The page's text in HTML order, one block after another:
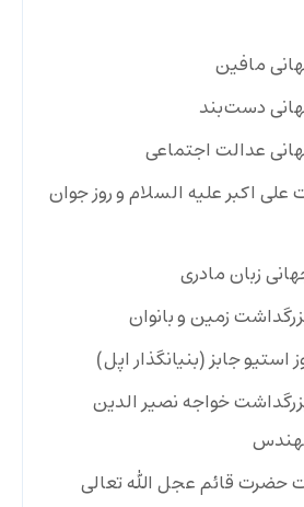
علی اکبر علیه السلام و روز جوان
زمین و بانوان
استیو جابز (بنیانگذار اپل)
خواجه نصیر الدین
حضرت قائم عجل الله تعالی